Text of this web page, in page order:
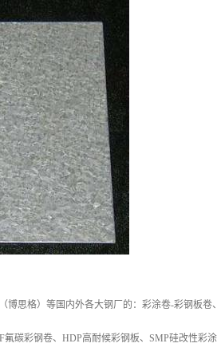
思格）等国内外各大钢厂的：彩涂卷-彩钢板卷
碳彩钢卷、HDP高耐候彩钢板、SMP硅改性彩